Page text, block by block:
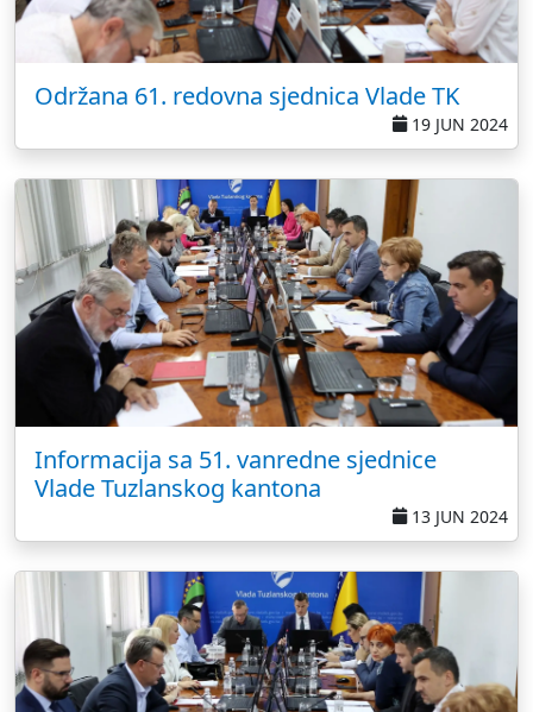
Održana 61. redovna sjednica Vlade TK
19 JUN 2024
Informacija sa 51. vanredne sjednice
Vlade Tuzlanskog kantona
13 JUN 2024